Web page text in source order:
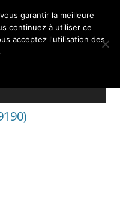
garantir la meilleure
continuez à utiliser ce
acceptez l'utilisation des